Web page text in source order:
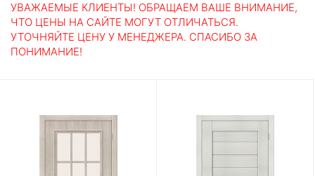
УВАЖАЕМЫЕ КЛИЕНТЫ! ОБРАЩАЕМ ВАШЕ ВНИМАНИЕ,
ЧТО ЦЕНЫ НА САЙТЕ МОГУТ ОТЛИЧАТЬСЯ.
УТОЧНЯЙТЕ ЦЕНУ У МЕНЕДЖЕРА. СПАСИБО ЗА
ПОНИМАНИЕ!